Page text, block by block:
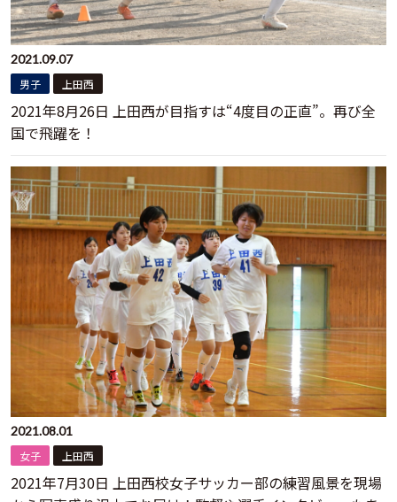
2021.09.07
男子
上田西
2021年8月26日 上田西が目指すは“4度目の正直”。再び全
国で飛躍を！
2021.08.01
女子
上田西
2021年7月30日 上田西校女子サッカー部の練習風景を現場